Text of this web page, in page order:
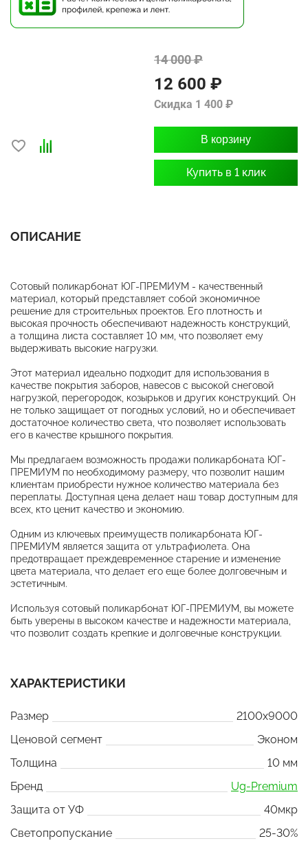
14 000 ₽
12 600 ₽
Скидка 1 400 ₽
В корзину
Купить в 1 клик
ОПИСАНИЕ
Сотовый поликарбонат ЮГ-ПРЕМИУМ - качественный
материал, который представляет собой экономичное
решение для строительных проектов. Его плотность и
высокая прочность обеспечивают надежность конструкций,
а толщина листа составляет 10 мм, что позволяет ему
выдерживать высокие нагрузки.
Этот материал идеально подходит для использования в
качестве покрытия заборов, навесов с высокой снеговой
нагрузкой, перегородок, козырьков и других конструкций. Он
не только защищает от погодных условий, но и обеспечивает
достаточное количество света, что позволяет использовать
его в качестве крышного покрытия.
Мы предлагаем возможность продажи поликарбоната ЮГ-
ПРЕМИУМ по необходимому размеру, что позволит нашим
клиентам приобрести нужное количество материала без
переплаты. Доступная цена делает наш товар доступным для
всех, кто ценит качество и экономию.
Одним из ключевых преимуществ поликарбоната ЮГ-
ПРЕМИУМ является защита от ультрафиолета. Она
предотвращает преждевременное старение и изменение
цвета материала, что делает его еще более долговечным и
эстетичным.
Используя сотовый поликарбонат ЮГ-ПРЕМИУМ, вы можете
быть уверены в высоком качестве и надежности материала,
что позволит создать крепкие и долговечные конструкции.
ХАРАКТЕРИСТИКИ
Размер
2100x9000
Ценовой сегмент
Эконом
Толщина
10 мм
Бренд
Ug-Premium
Защита от УФ
40мкр
Светопропускание
25-30%